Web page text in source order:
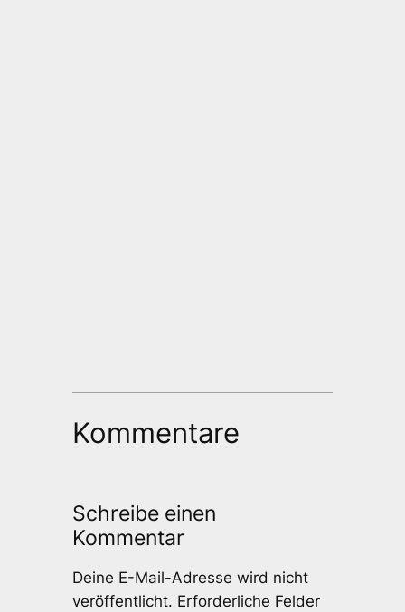
Kommentare
Schreibe einen
Kommentar
Deine E-Mail-Adresse wird nicht
veröffentlicht. Erforderliche Felder